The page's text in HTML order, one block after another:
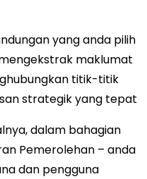
yang anda pilih
maklumat
titik-titik
strategik yang tepat
dalam bahagian
Pemerolehan – anda
dan pengguna